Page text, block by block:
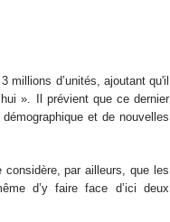
millions d’unités, ajoutant qu'il
». Il prévient que ce dernier
et de nouvelles
par ailleurs, que les
d’y faire face d’ici deux